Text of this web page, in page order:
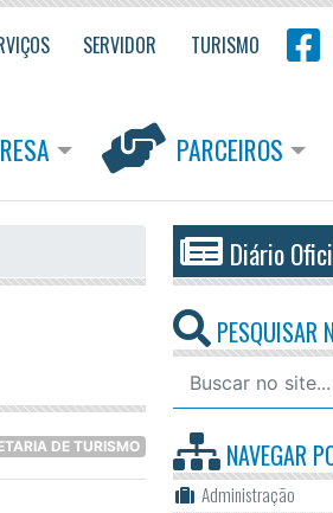
SERVIDOR TURISMO
PARCEIROS
DE TURISMO
Diário
PESQUISAR
NAVEGAR
Administração